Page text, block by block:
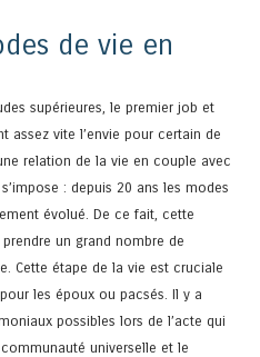
de vie en
supérieures, le premier job et
assez vite l’envie pour certain de
relation de la vie en couple avec
: depuis 20 ans les modes
évolué. De ce fait, cette
un grand nombre de
Cette étape de la vie est cruciale
les époux ou pacsés. Il y a
possibles lors de l’acte qui
universelle et le